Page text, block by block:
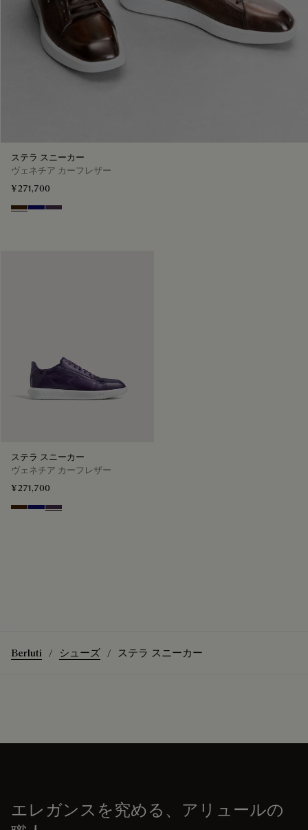
ステラ スニーカー
ヴェネチア カーフレザー
¥271,700
Marrone Intenso
Abisso
Plum
ステラ スニーカー
ヴェネチア カーフレザー
¥271,700
Marrone Intenso
Abisso
Plum
Berluti シューズ ステラ スニーカー
エレガンスを究める、アリュールの